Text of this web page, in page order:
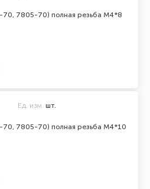
7805-70) полная резьба М4*8
7805-70) полная резьба М4*10
Ед. изм. шт.